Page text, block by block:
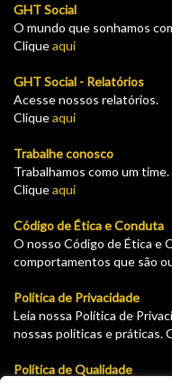
GHT Social
O mundo que sonhamos
Cliqueaqui
GHT Social - Relatórios
Acesse nossos relatórios.
Cliqueaqui
Trabalhe conosco
Trabalhamos como um
Cliqueaqui
Código de Ética e Conduta
O nosso Código de Ética e
comportamentos que são
Política de Privacidade
Leia nossa Política de
nossas políticas e práticas.
Política de Qualidade